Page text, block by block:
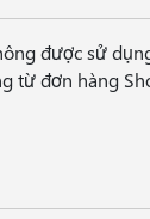
được sử
từ đơn hàng